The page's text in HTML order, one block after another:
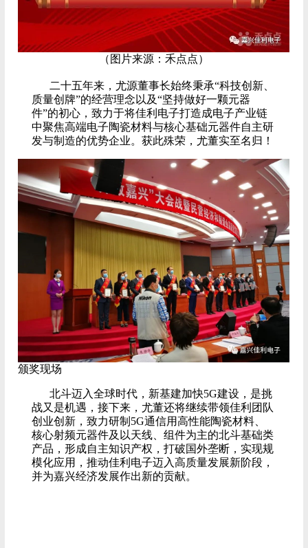
（图片来源：禾点点）
二十五年来，尤源董事长始终秉承“科技创新、
质量创牌”的经营理念以及“坚持做好一颗元器
件”的初心，致力于将佳利电子打造成电子产业链
中聚焦高端电子陶瓷材料与核心基础元器件自主研
发与制造的优势企业。获此殊荣，尤董实至名归！
颁奖现场
北斗迈入全球时代，新基建加快5G建设，是挑
战又是机遇，接下来，尤董还将继续带领佳利团队
创业创新，致力研制5G通信用高性能陶瓷材料、
核心射频元器件及以天线、组件为主的北斗基础类
产品，形成自主知识产权，打破国外垄断，实现规
模化应用，推动佳利电子迈入高质量发展新阶段，
并为嘉兴经济发展作出新的贡献。